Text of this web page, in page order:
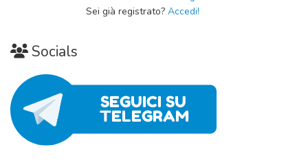
Sei già registrato? Accedi!
Socials